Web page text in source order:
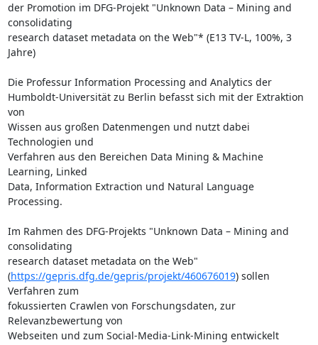
der Promotion im DFG-Projekt "Unknown Data – Mining and
consolidating
research dataset metadata on the Web"* (E13 TV-L, 100%, 3
Jahre)
Die Professur Information Processing and Analytics der
Humboldt-Universität zu Berlin befasst sich mit der Extraktion
von
Wissen aus großen Datenmengen und nutzt dabei
Technologien und
Verfahren aus den Bereichen Data Mining & Machine
Learning, Linked
Data, Information Extraction und Natural Language
Processing.
Im Rahmen des DFG-Projekts "Unknown Data – Mining and
consolidating
research dataset metadata on the Web"
(https://gepris.dfg.de/gepris/projekt/460676019) sollen
Verfahren zum
fokussierten Crawlen von Forschungsdaten, zur
Relevanzbewertung von
Webseiten und zum Social-Media-Link-Mining entwickelt